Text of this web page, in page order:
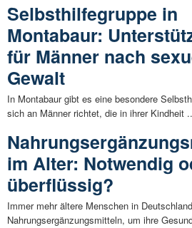
Selbsthilfegruppe in
Montabaur:
für Männer nach
Gewalt
In Montabaur gibt es eine besondere
sich an Männer richtet, die in ihrer Kindheit
im Alter: Notwendig
überflüssig?
Immer mehr ältere Menschen in
Nahrungsergänzungsmitteln, um ihre